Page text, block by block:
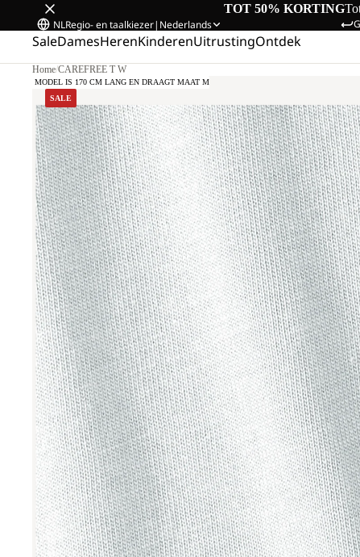
TOT 50% KORTING
NLRegio- en taalkiezer| Nederlands
SaleDamesHerenKinderenUitrustingOntdek
Home/CAREFREE T W
SALE
ONS MODEL IS 170 CM LANG EN DRAAGT MAAT M